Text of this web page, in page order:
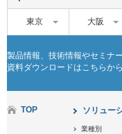
東京 大阪
製品情報、技術情報やセミナ
資料ダウンロードはこちらから
TOP ソリュー
業種別